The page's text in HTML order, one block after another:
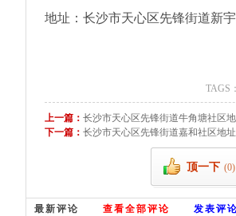
地址：长沙市天心区先锋街道新
TAGS：
上一篇： 长沙市天心区先锋街道牛角塘社区
下一篇： 长沙市天心区先锋街道嘉和社区地
顶一下 (0)
最新评论 查看全部评论 发表评